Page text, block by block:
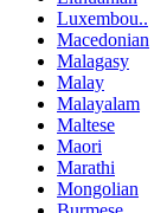
Luxembou..
Macedonian
Malagasy
Malay
Malayalam
Maltese
Maori
Marathi
Mongolian